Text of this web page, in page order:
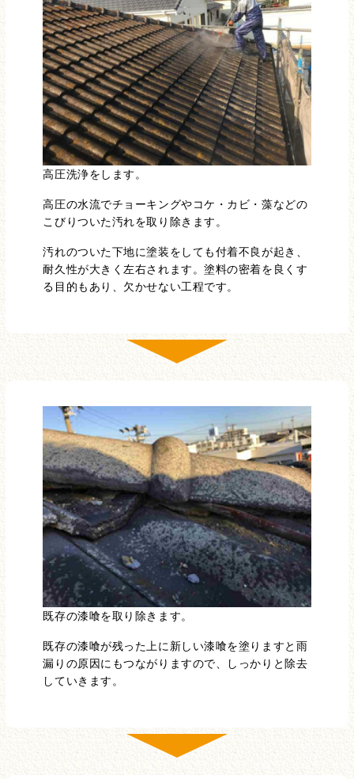
高圧洗浄をします。
高圧の水流でチョーキングやコケ・カビ・藻などの
こびりついた汚れを取り除きます。
汚れのついた下地に塗装をしても付着不良が起き、
耐久性が大きく左右されます。塗料の密着を良くす
る目的もあり、欠かせない工程です。
既存の漆喰を取り除きます。
既存の漆喰が残った上に新しい漆喰を塗りますと雨
漏りの原因にもつながりますので、しっかりと除去
していきます。